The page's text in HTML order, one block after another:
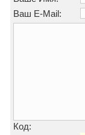
Ваш E-Mail:
Код: